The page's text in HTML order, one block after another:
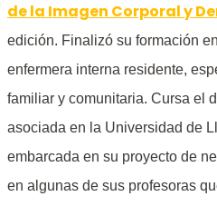
de la Imagen Corporal y
edición. Finalizó su formación
enfermera interna residente,
familiar y comunitaria. Cursa el
asociada en la Universidad de
embarcada en su proyecto de
en algunas de sus profesoras